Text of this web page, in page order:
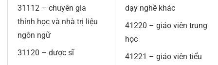
31112 – chuyên gia
thính học và nhà trị liệu
ngôn ngữ
31120 – dược sĩ
dạy nghề khác
41220 – giáo viên trung
học
41221 – giáo viên tiểu